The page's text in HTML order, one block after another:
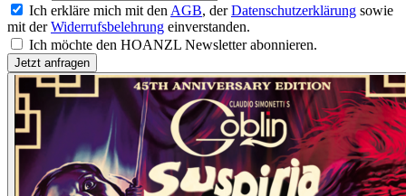
Ich erkläre mich mit den AGB, derDatenschutzerklärung sowie
mit derWiderrufsbelehrung einverstanden.
Ich möchte den HOANZL Newsletter abonnieren.